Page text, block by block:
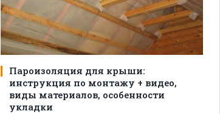
Пароизоляция для крыши:
инструкция по монтажу + видео,
виды материалов, особенности
укладки